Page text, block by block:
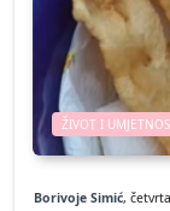
ŽIVOT I
Borivoje Simić,